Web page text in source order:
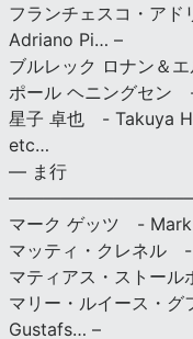
フランチェスコ・ア
Adriano Pi… –
ブルレック ロナン＆
ポール ヘニングセン
星子 卓也 - Takuya
etc…
— ま行
マーク ゲッツ -
マッティ・クレネル
マティアス・ストー
マリー・ルイース・
Gustafs… –